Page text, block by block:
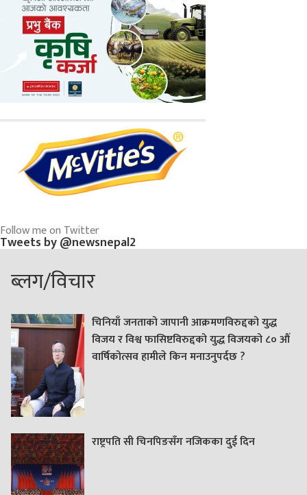
Follow me on Twitter
Tweets by @newsnepal2
ब्लग/विचार
चिनियाँ जनताको जापानी आक्रमणविरुद्दको युद्ध
विजय र विश्व फासिष्टविरुद्दको युद्ध विजयको ८० औं
वार्षिकोत्सव हामीले किन मनाउनुपर्दछ ?
राष्ट्रपति सी चिनपिङसँग नजिकका दुई दिन